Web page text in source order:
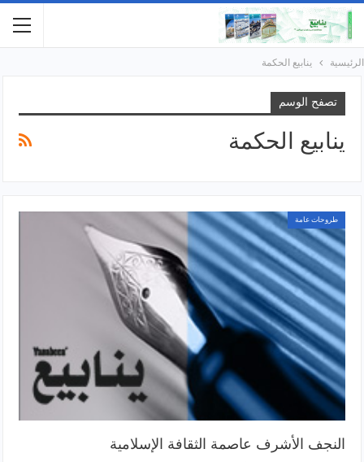
الرئيسية ينابيع الحكمة
تصفح الوسم
ينابيع الحكمة
طروحات عامة
النجف الأشرف عاصمة الثقافة الإسلامية